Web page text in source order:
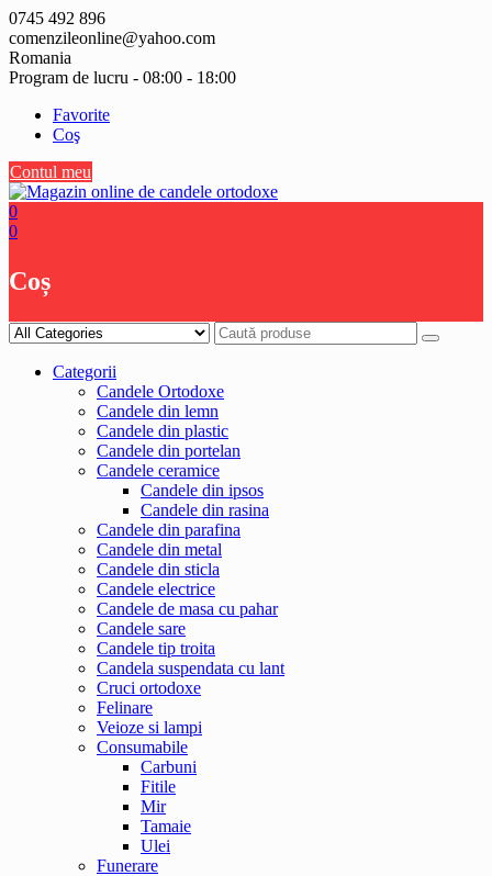
Skip
to
content
0745 492 896
comenzileonline@yahoo.com
Romania
Program de lucru - 08:00 - 18:00
Favorite
Coş
Contul meu
0
0
Coș
Categorii
Candele Ortodoxe
Candele din lemn
Candele din plastic
Candele din portelan
Candele ceramice
Candele din ipsos
Candele din rasina
Candele din parafina
Candele din metal
Candele din sticla
Candele electrice
Candele de masa cu pahar
Candele sare
Candele tip troita
Candela suspendata cu lant
Cruci ortodoxe
Felinare
Veioze si lampi
Consumabile
Carbuni
Fitile
Mir
Tamaie
Ulei
Funerare